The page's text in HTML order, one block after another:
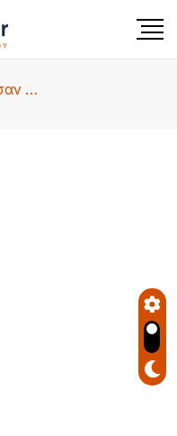
Ξεκίνησαν οι εργασίες στο λιμάνι της Μύρινας – Τοποθετήθηκε το πρώτο isobox για την υποδοχή Τούρκων επισκεπτών(Βίντεο)